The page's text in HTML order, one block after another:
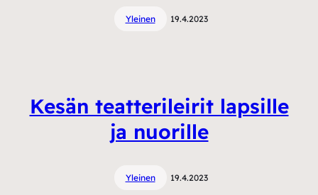
Yleinen 19.4.2023
Kesän teatterileirit lapsille
ja nuorille
Yleinen 19.4.2023